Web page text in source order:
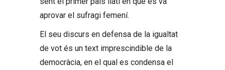
aprovar el sufragi femení.
El seu discurs en defensa de la igualtat
de vot és un text imprescindible de la
democràcia, en el qual es condensa el